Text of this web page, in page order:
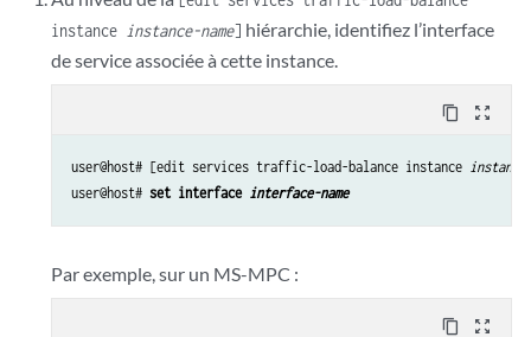
instance instance-name] hiérarchie, identifiez l’interface
de service associée à cette instance.
content_copy zoom_out_map
user@host# [edit services traffic-load-balance instance
user@host# set interface interface-name
Par exemple, sur un MS-MPC :
content_copy zoom_out_map